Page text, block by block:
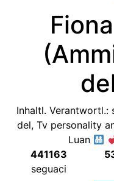
Inhaltl.Verantwortl.:
del, Tv personality
Luan
441163
seguaci